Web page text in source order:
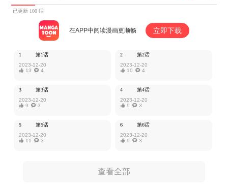
代表MangaToon所持立场。
已更新 100 话
在APP中阅读漫画更顺畅 立即下载
1
第1话
2023-12-20
 13 4
2
第2话
2023-12-20
 10 4
3
第3话
2023-12-20
 9 3
4
第4话
2023-12-20
 9 3
5
第5话
2023-12-20
 11 3
6
第6话
2023-12-20
 9 3
查看全部